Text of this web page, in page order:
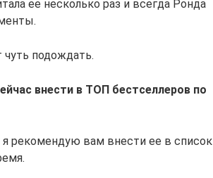
ее несколько раз и всегда Ронда
чуть подождать.
внести в ТОП бестселлеров по
я рекомендую вам внести ее в список